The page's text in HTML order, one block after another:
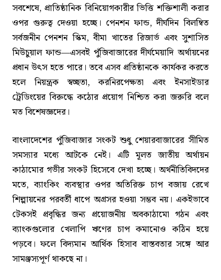
সবশেষে, প্রাতিষ্ঠানিক বিনিয়োগকারীর ভিত্তি শক্তিশালী করার
ওপর গুরুত্ব দেওয়া হচ্ছে। পেনশন ফান্ড, দীর্ঘদিন বিলম্বিত
সর্বজনীন পেনশন স্কিম, বীমা খাতের রিজার্ভ এবং সুশাসিত
মিউচুয়াল ফান্ড—এসবই পুঁজিবাজারের দীর্ঘমেয়াদি অর্থায়নের
প্রধান উৎস হতে পারে। তবে এসব প্রতিষ্ঠানকে কার্যকর করতে
হলে নিয়ন্ত্রক স্বচ্ছতা, করনিরপেক্ষতা এবং ইনসাইডার
ট্রেডিংয়ের বিরুদ্ধে কঠোর প্রয়োগ নিশ্চিত করা জরুরি বলে
মত বিশেষজ্ঞদের।
বাংলাদেশের পুঁজিবাজার সংকট শুধু শেয়ারবাজারের সীমিত
সমস্যার মধ্যে আটকে নেই। এটি মূলত জাতীয় অর্থায়ন
কাঠামোর গভীর সংকট হিসেবে দেখা হচ্ছে। অর্থনীতিবিদদের
মতে, ব্যাংকিং ব্যবস্থার ওপর অতিরিক্ত চাপ বজায় রেখে
শিল্পায়নের পরবর্তী ধাপে অগ্রসর হওয়া সম্ভব নয়। একইভাবে
টেকসই প্রবৃদ্ধির জন্য প্রয়োজনীয় অবকাঠামো গঠন এবং
ব্যাংকগুলোর খেলাপি ঋণের চাপ কমানোও কঠিন হয়ে
পড়বে। ফলে বিদ্যমান আর্থিক হিসাব বাস্তবতার সঙ্গে আর
সামঞ্জস্যপূর্ণ থাকছে না।